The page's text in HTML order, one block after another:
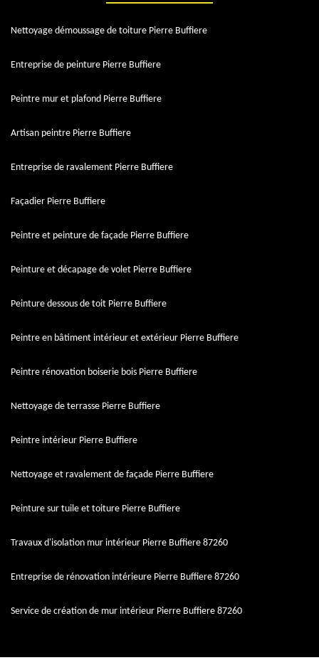
Nettoyage démoussage de toiture Pierre Buffiere
Entreprise de peinture Pierre Buffiere
Peintre mur et plafond Pierre Buffiere
Artisan peintre Pierre Buffiere
Entreprise de ravalement Pierre Buffiere
Façadier Pierre Buffiere
Peintre et peinture de façade Pierre Buffiere
Peinture et décapage de volet Pierre Buffiere
Peinture dessous de toit Pierre Buffiere
Peintre en bâtiment intérieur et extérieur Pierre Buffiere
Peintre rénovation boiserie bois Pierre Buffiere
Nettoyage de terrasse Pierre Buffiere
Peintre intérieur Pierre Buffiere
Nettoyage et ravalement de façade Pierre Buffiere
Peinture sur tuile et toiture Pierre Buffiere
Travaux d'isolation mur intérieur Pierre Buffiere 87260
Entreprise de rénovation intérieure Pierre Buffiere 87260
Service de création de mur intérieur Pierre Buffiere 87260